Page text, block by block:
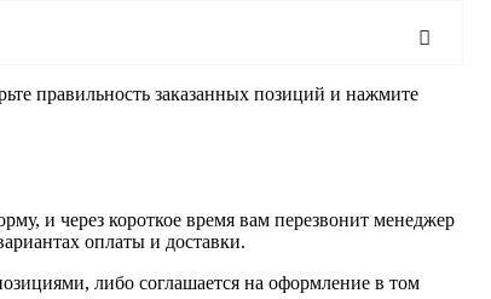
правильность заказанных позиций и нажмите
и через короткое время вам перезвонит менеджер
оплаты и доставки.
либо соглашается на оформление в том